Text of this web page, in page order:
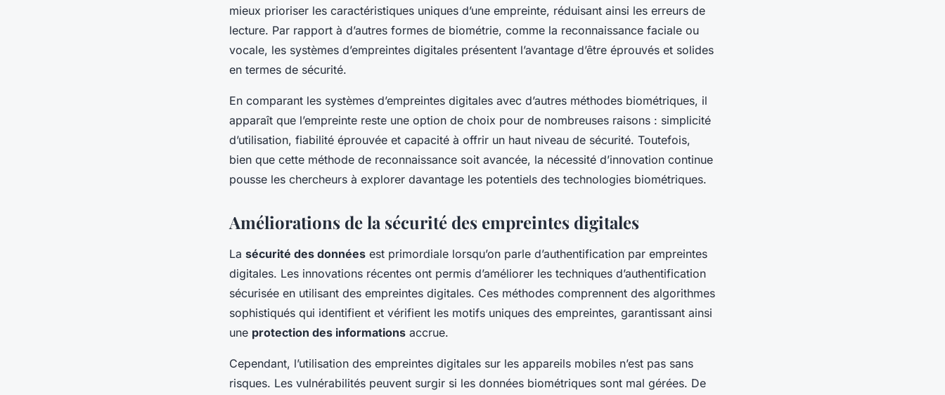
mieux prioriser les caractéristiques uniques d’une empreinte, réduisant ainsi les erreurs de
lecture. Par rapport à d’autres formes de biométrie, comme la reconnaissance faciale ou
vocale, les systèmes d’empreintes digitales présentent l’avantage d’être éprouvés et solides
en termes de sécurité.
En comparant les systèmes d’empreintes digitales avec d’autres méthodes biométriques, il
apparaît que l’empreinte reste une option de choix pour de nombreuses raisons : simplicité
d’utilisation, fiabilité éprouvée et capacité à offrir un haut niveau de sécurité. Toutefois,
bien que cette méthode de reconnaissance soit avancée, la nécessité d’innovation continue
pousse les chercheurs à explorer davantage les potentiels des technologies biométriques.
Améliorations de la sécurité des empreintes digitales
La sécurité des données est primordiale lorsqu’on parle d’authentification par empreintes
digitales. Les innovations récentes ont permis d’améliorer les techniques d’authentification
sécurisée en utilisant des empreintes digitales. Ces méthodes comprennent des algorithmes
sophistiqués qui identifient et vérifient les motifs uniques des empreintes, garantissant ainsi
une protection des informations accrue.
Cependant, l’utilisation des empreintes digitales sur les appareils mobiles n’est pas sans
risques. Les vulnérabilités peuvent surgir si les données biométriques sont mal gérées. De